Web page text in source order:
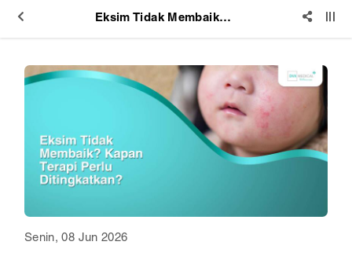
Eksim Tidak Membaik? Kapan Terapi Perlu Ditingkatkan?
Senin, 08 Jun 2026